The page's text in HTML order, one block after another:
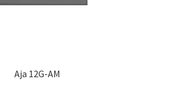
Aja 12G-AM